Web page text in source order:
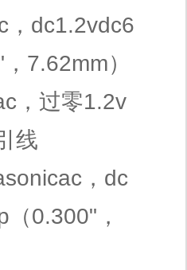
，dc1.2vdc6
7.62mm）
，过零1.2v
线
，dc
0.300"，